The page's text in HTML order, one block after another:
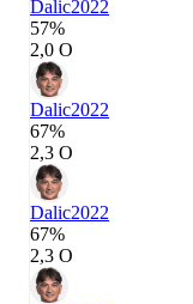
Dalic2022
57%
2,0 О
Dalic2022
67%
2,3 О
Dalic2022
67%
2,3 О